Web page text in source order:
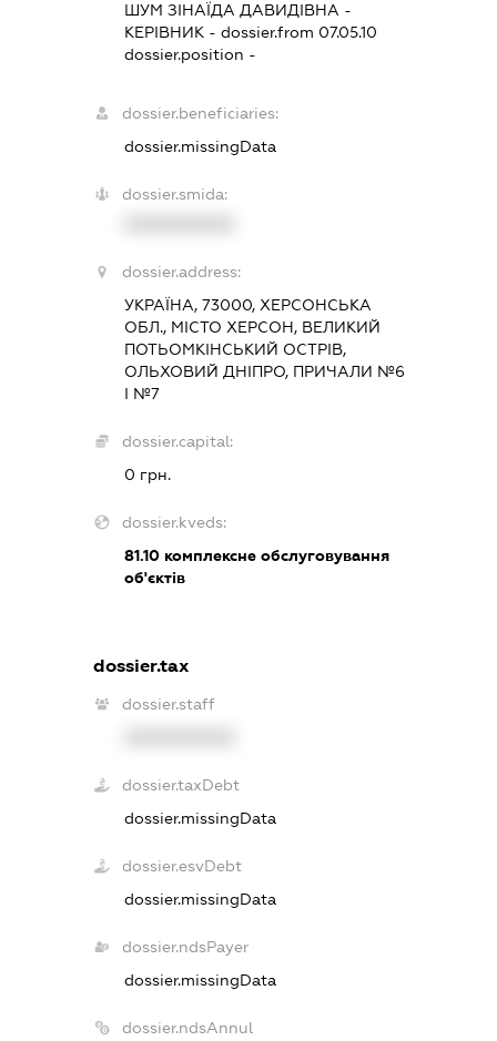
ШУМ ЗІНАЇДА ДАВИДІВНА -
КЕРІВНИК- dossier.from 07.05.10
dossier.position -
dossier.beneficiaries:
dossier.missingData
dossier.smida:
dossier.address:
УКРАЇНА, 73000, ХЕРСОНСЬКА
ОБЛ., МІСТО ХЕРСОН, ВЕЛИКИЙ
ПОТЬОМКІНСЬКИЙ ОСТРІВ,
ОЛЬХОВИЙ ДНІПРО, ПРИЧАЛИ №6
І №7
dossier.capital:
0 грн.
dossier.kveds:
81.10комплексне обслуговування
об'єктів
dossier.tax
dossier.staff
dossier.taxDebt
dossier.missingData
dossier.esvDebt
dossier.missingData
dossier.ndsPayer
dossier.missingData
dossier.ndsAnnul